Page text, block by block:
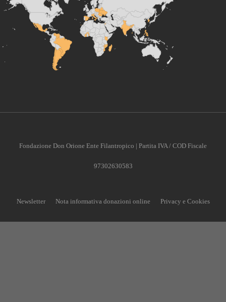
Fondazione Don Orione Ente Filantropico | Partita IVA / COD Fiscale
97302630583
Newsletter Nota informativa donazioni online Privacy e Cookies